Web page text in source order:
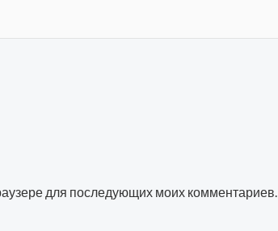
для последующих моих комментариев.